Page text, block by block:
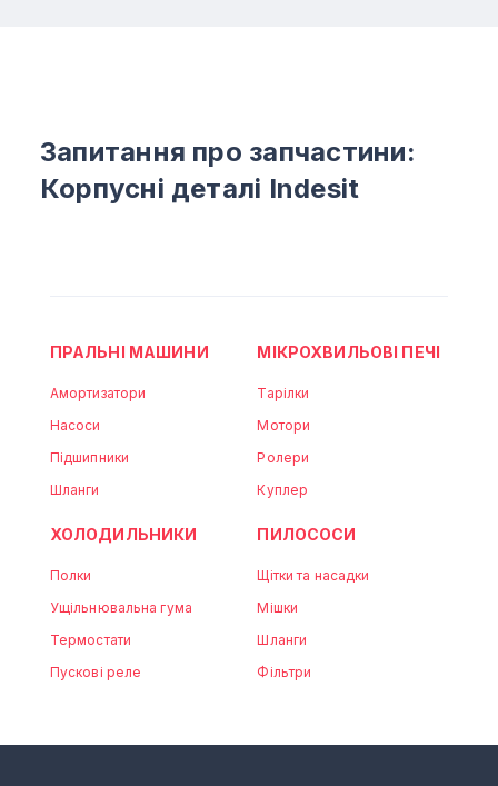
Запитання про запчастини:
Корпусні деталі Indesit
ПРАЛЬНІ МАШИНИ
Амортизатори
Насоси
Підшипники
Шланги
МІКРОХВИЛЬОВІ ПЕЧІ
Тарілки
Мотори
Ролери
Куплер
ХОЛОДИЛЬНИКИ
Полки
Ущільнювальна гума
Термостати
Пускові реле
ПИЛОСОСИ
Щітки та насадки
Мішки
Шланги
Фільтри